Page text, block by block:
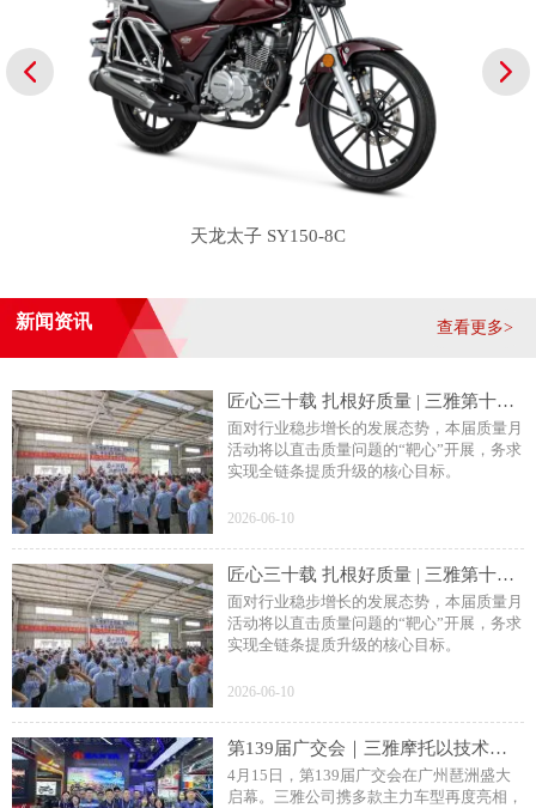
天龙太子 SY150-8C
查看更多>
新闻资讯
匠心三十载 扎根好质量 | 三雅第十五届质量月活动正式启动
面对行业稳步增长的发展态势，本届质量月
活动将以直击质量问题的“靶心”开展，务求
实现全链条提质升级的核心目标。
2026-06-10
匠心三十载 扎根好质量 | 三雅第十五届质量月活动正式启动
面对行业稳步增长的发展态势，本届质量月
活动将以直击质量问题的“靶心”开展，务求
实现全链条提质升级的核心目标。
2026-06-10
第139届广交会｜三雅摩托以技术沉淀链接全球市场
4月15日，第139届广交会在广州琶洲盛大
启幕。三雅公司携多款主力车型再度亮相，